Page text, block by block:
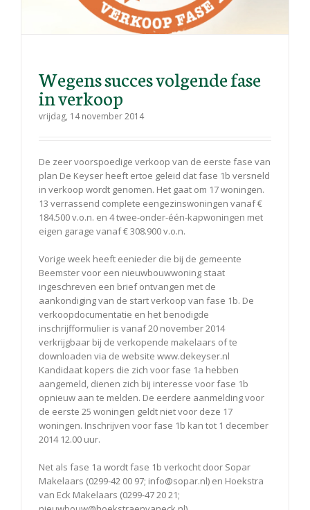
Wegens succes volgende fase
in verkoop
vrijdag, 14 november 2014
De zeer voorspoedige verkoop van de eerste fase van
plan De Keyser heeft ertoe geleid dat fase 1b versneld
in verkoop wordt genomen. Het gaat om 17 woningen.
13 verrassend complete eengezinswoningen vanaf €
184.500 v.o.n. en 4 twee-onder-één-kapwoningen met
eigen garage vanaf € 308.900 v.o.n.
Vorige week heeft eenieder die bij de gemeente
Beemster voor een nieuwbouwwoning staat
ingeschreven een brief ontvangen met de
aankondiging van de start verkoop van fase 1b. De
verkoopdocumentatie en het benodigde
inschrijfformulier is vanaf 20 november 2014
verkrijgbaar bij de verkopende makelaars of te
downloaden via de website www.dekeyser.nl
Kandidaat kopers die zich voor fase 1a hebben
aangemeld, dienen zich bij interesse voor fase 1b
opnieuw aan te melden. De eerdere aanmelding voor
de eerste 25 woningen geldt niet voor deze 17
woningen. Inschrijven voor fase 1b kan tot 1 december
2014 12.00 uur.
Net als fase 1a wordt fase 1b verkocht door Sopar
Makelaars (0299-42 00 97; info@sopar.nl) en Hoekstra
van Eck Makelaars (0299-47 20 21;